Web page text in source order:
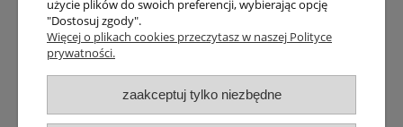
Dostawa
Czas wysyłki
Dostawa
Śledzenie przesyłki GLS
Śledzenie przesyłki DPD
Shipping abroad
użycie plików do swoich preferencji, wybierając opcję
"Dostosuj zgody".
Więcej o plikach cookies przeczytasz w naszej Polityce
prywatności.
zaakceptuj tylko niezbędne